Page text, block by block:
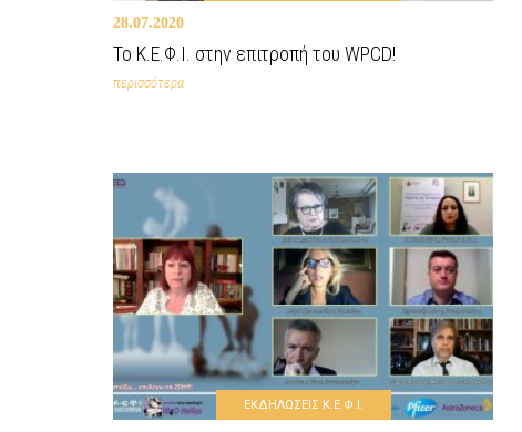
28.07.2020
Το Κ.Ε.Φ.Ι. στην επιτροπή του WPCD!
περισσότερα
ΕΚΔΗΛΩΣΕΙΣ Κ.Ε.Φ.Ι.